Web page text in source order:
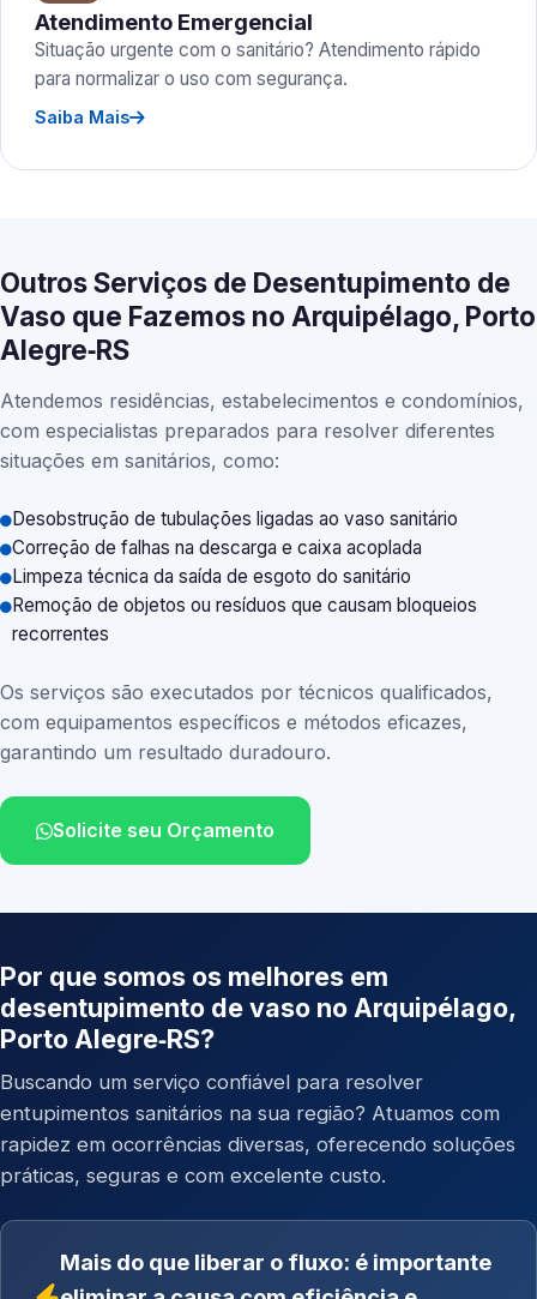
Atendimento Emergencial
Situação urgente com o sanitário? Atendimento rápido
para normalizar o uso com segurança.
Saiba Mais
Outros Serviços de Desentupimento de
Vaso que Fazemos no Arquipélago, Porto
Alegre‑RS
Atendemos residências, estabelecimentos e condomínios,
com especialistas preparados para resolver diferentes
situações em sanitários, como:
Desobstrução de tubulações ligadas ao vaso sanitário
Correção de falhas na descarga e caixa acoplada
Limpeza técnica da saída de esgoto do sanitário
Remoção de objetos ou resíduos que causam bloqueios
recorrentes
Os serviços são executados por técnicos qualificados,
com equipamentos específicos e métodos eficazes,
garantindo um resultado duradouro.
Solicite seu Orçamento
Por que somos os melhores em
desentupimento de vaso no Arquipélago,
Porto Alegre‑RS?
Buscando um serviço confiável para resolver
entupimentos sanitários na sua região? Atuamos com
rapidez em ocorrências diversas, oferecendo soluções
práticas, seguras e com excelente custo.
Mais do que liberar o fluxo: é importante